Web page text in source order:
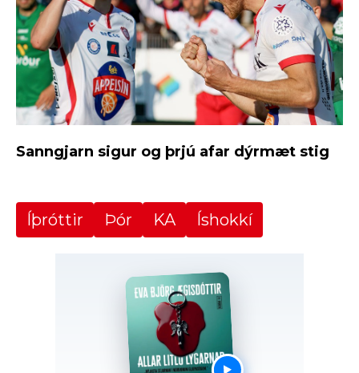
Sanngjarn sigur og þrjú afar dýrmæt stig
Íþróttir Þór KA Íshokkí